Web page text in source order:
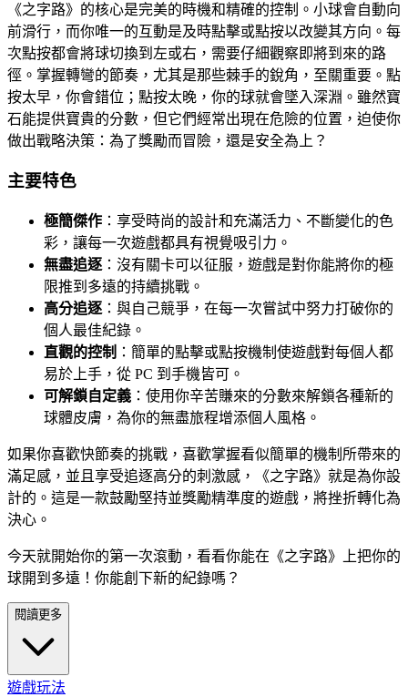
《之字路》的核心是完美的時機和精確的控制。小球會自動向
前滑行，而你唯一的互動是及時點擊或點按以改變其方向。每
次點按都會將球切換到左或右，需要仔細觀察即將到來的路
徑。掌握轉彎的節奏，尤其是那些棘手的銳角，至關重要。點
按太早，你會錯位；點按太晚，你的球就會墜入深淵。雖然寶
石能提供寶貴的分數，但它們經常出現在危險的位置，迫使你
做出戰略決策：為了獎勵而冒險，還是安全為上？
主要特色
極簡傑作 ：享受時尚的設計和充滿活力、不斷變化的色
彩，讓每一次遊戲都具有視覺吸引力。
無盡追逐 ：沒有關卡可以征服，遊戲是對你能將你的極
限推到多遠的持續挑戰。
高分追逐 ：與自己競爭，在每一次嘗試中努力打破你的
個人最佳紀錄。
直觀的控制 ：簡單的點擊或點按機制使遊戲對每個人都
易於上手，從 PC 到手機皆可。
可解鎖自定義 ：使用你辛苦賺來的分數來解鎖各種新的
球體皮膚，為你的無盡旅程增添個人風格。
如果你喜歡快節奏的挑戰，喜歡掌握看似簡單的機制所帶來的
滿足感，並且享受追逐高分的刺激感，《之字路》就是為你設
計的。這是一款鼓勵堅持並獎勵精準度的遊戲，將挫折轉化為
決心。
今天就開始你的第一次滾動，看看你能在《之字路》上把你的
球開到多遠！你能創下新的紀錄嗎？
閱讀更多
遊戲玩法